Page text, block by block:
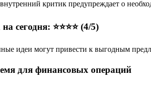
критик предупреждает о
сегодня: ⭐⭐⭐⭐ (4/5)
идеи могут привести к выгодным
для финансовых операций